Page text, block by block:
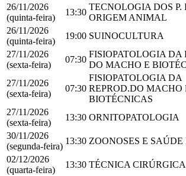
26/11/2026
(quinta-feira)
13:30
TECNOLOGIA DOS P.
ORIGEM ANIMAL
26/11/2026
(quinta-feira)
19:00 SUINOCULTURA
27/11/2026
(sexta-feira)
07:30
FISIOPATOLOGIA DA
DO MACHO E
27/11/2026
(sexta-feira)
07:30
FISIOPATOLOGIA DA
REPROD.DO MACHO
BIOTÉCNICAS
27/11/2026
(sexta-feira)
13:30 ORNITOPATOLOGIA
30/11/2026
(segunda-feira)
13:30 ZOONOSES E
02/12/2026
(quarta-feira)
13:30 TÉCNICA CIRÚRGICA